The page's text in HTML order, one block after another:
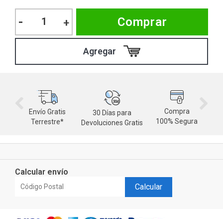
- + Comprar
Envío Gratis
Terrestre*
30 Días para
Devoluciones Gratis
Compra
100% Segura
Calcular envío
Calcular